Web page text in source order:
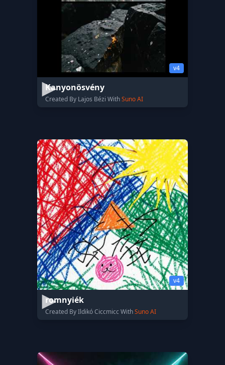
v4
Kanyonösvény
Created By Lajos Bézi WithSuno AI
v4
romnyiék
Created By Ildikó Ciccmicc WithSuno AI